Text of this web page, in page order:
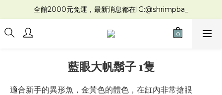
全館2000元免運，最新消息都在IG:@shrimpba_
藍眼大帆鬍子 1隻
適合新手的異形魚，金黃色的體色，在缸內非常搶眼